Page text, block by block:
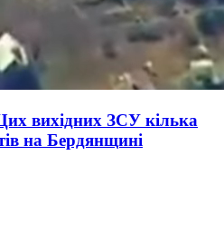
вихідних ЗСУ кілька
на Бердянщині